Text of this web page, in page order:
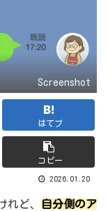
Screenshot
はてブ
コピー
2026.01.20
れど、
自分側のア